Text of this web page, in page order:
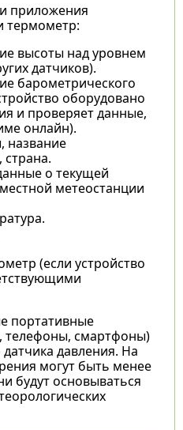
приложения
термометр:
высоты над уровнем
датчиков).
барометрического
оборудовано
и проверяет данные,
онлайн).
название
о текущей
метеостанции
(если устройство
портативные
телефоны, смартфоны)
давления. На
могут быть менее
будут основываться